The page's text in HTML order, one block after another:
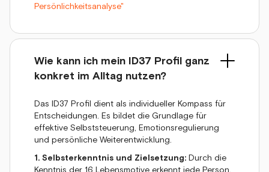
Persönlichkeitsanalyse"
Wie kann ich mein ID37 Profil ganz
konkret im Alltag nutzen?
Das ID37 Profil dient als individueller Kompass für
Entscheidungen. Es bildet die Grundlage für
effektive Selbststeuerung, Emotionsregulierung
und persönliche Weiterentwicklung.
1. Selbsterkenntnis und Zielsetzung: Durch die
Kenntnis der 16 Lebensmotive erkennt jede Person,